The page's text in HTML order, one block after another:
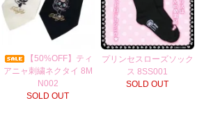
【50%OFF】ティ
アニャ刺繍ネクタイ 8M
N002
SOLD OUT
プリンセスローズソック
ス 8SS001
SOLD OUT